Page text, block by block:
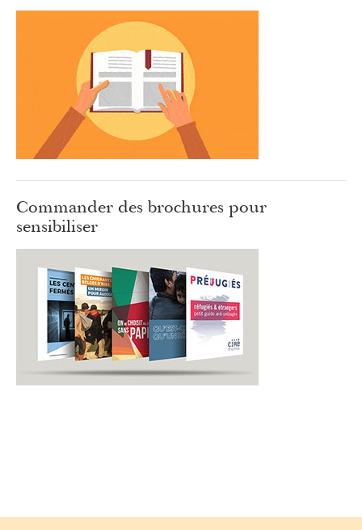
Commander des brochures pour
sensibiliser